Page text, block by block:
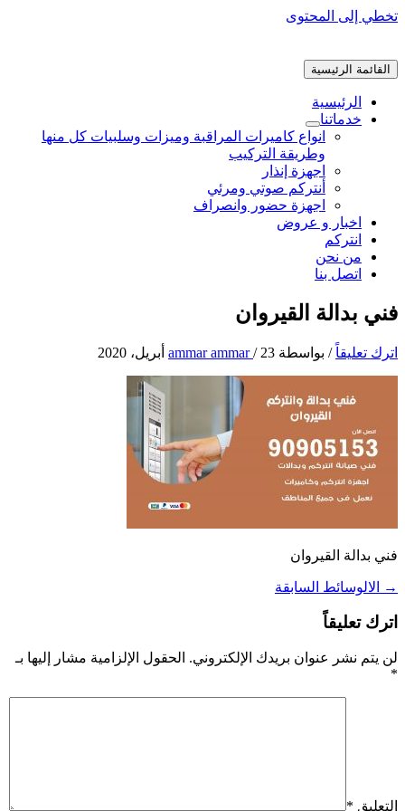
تخطي إلى المحتوى
القائمة الرئيسية
الرئيسية
خدماتنا
انواع كاميرات المراقبة وميزات وسلبيات كل منها
وطريقة التركيب
اجهزة إنذار
أنتركم صوتي ومرئي
اجهزة حضور وانصراف
اخبار و عروض
انتركم
من نحن
اتصل بنا
فني بدالة القيروان
اترك تعليقاً / بواسطة ammar ammar/ 23 أبريل، 2020
فني بدالة القيروان
→ الالوسائط السابقة
اترك تعليقاً
لن يتم نشر عنوان بريدك الإلكتروني. الحقول الإلزامية مشار إليها بـ
*
التعليق *